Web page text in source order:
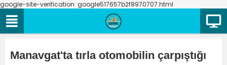
google-site-verification: google517657b2f8970707.html
Manavgat'ta tırla otomobilin çarpıştığı